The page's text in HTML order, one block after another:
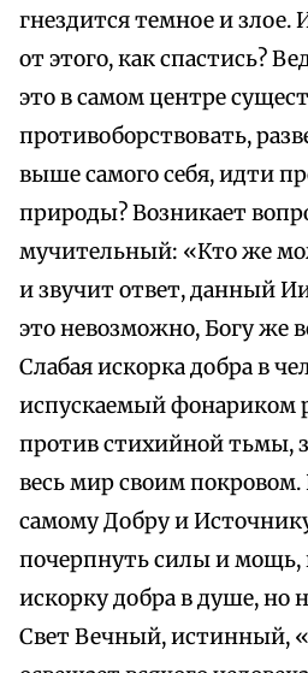
гнездится темное и злое.
от этого, как спастись?
это в самом центре
противоборствовать,
выше самого себя, идти
природы? Возникает
мучительный: «Кто же
и звучит ответ, данный
это невозможно, Богу же
Слабая искорка добра в
испускаемый фонариком
против стихийной тьмы,
весь мир своим
самому Добру и
почерпнуть силы и мощь,
искорку добра в душе, но
Свет Вечный, истинный,